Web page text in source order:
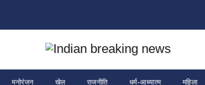
मनोरंजन खेल राजनीति धर्म-आध्यात्म महिला